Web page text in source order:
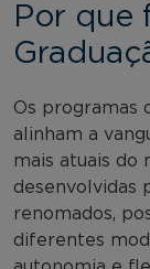
Por que
Os programas
alinham a
mais atuais do
desenvolvidas
renomados,
diferentes